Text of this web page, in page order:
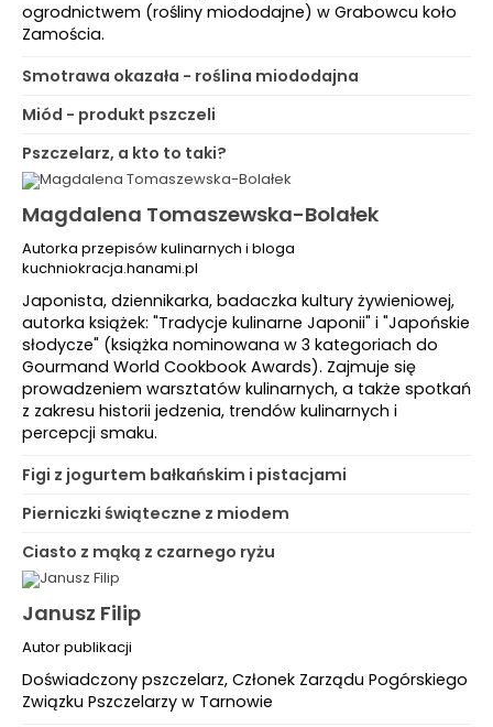
ogrodnictwem (rośliny miododajne) w Grabowcu koło
Zamościa.
Smotrawa okazała - roślina miododajna
Miód - produkt pszczeli
Pszczelarz, a kto to taki?
Magdalena Tomaszewska-Bolałek
Autorka przepisów kulinarnych i bloga
kuchniokracja.hanami.pl
Japonista, dziennikarka, badaczka kultury żywieniowej,
autorka książek: "Tradycje kulinarne Japonii" i "Japońskie
słodycze" (książka nominowana w 3 kategoriach do
Gourmand World Cookbook Awards). Zajmuje się
prowadzeniem warsztatów kulinarnych, a także spotkań
z zakresu historii jedzenia, trendów kulinarnych i
percepcji smaku.
Figi z jogurtem bałkańskim i pistacjami
Pierniczki świąteczne z miodem
Ciasto z mąką z czarnego ryżu
Janusz Filip
Autor publikacji
Doświadczony pszczelarz, Członek Zarządu Pogórskiego
Związku Pszczelarzy w Tarnowie